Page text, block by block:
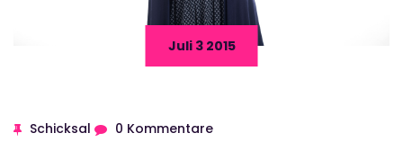
Juli 3 2015
Schicksal 0 Kommentare